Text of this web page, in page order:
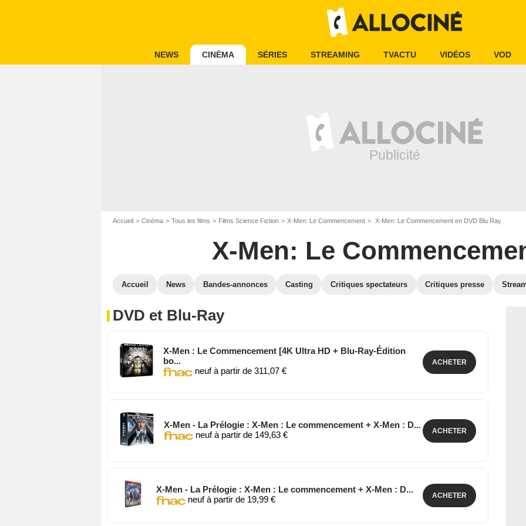
NEWS CINÉMA SÉRIES STREAMING TVACTU VIDÉOS VOD
Accueil Cinéma Tous les films Films Science Fiction X-Men: Le Commencement X-Men: Le Commencement en DVD Blu Ray
X-Men: Le
Accueil News Bandes-annonces Casting Critiques spectateurs Critiques presse
DVD et Blu-Ray
X-Men : Le Commencement [4K Ultra HD + Blu-Ray-Édition
bo...
neuf à partir de 311,07 €
ACHETER
X-Men - La Prélogie : X-Men : Le commencement + X-Men : D...
neuf à partir de 149,63 €
ACHETER
X-Men - La Prélogie : X-Men : Le commencement + X-Men : D...
neuf à partir de 19,99 €
ACHETER